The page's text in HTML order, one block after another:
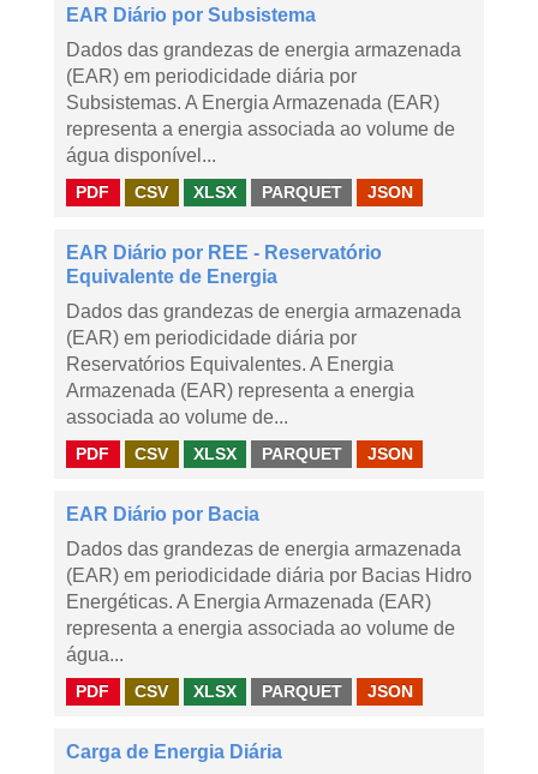
EAR Diário por Subsistema
Dados das grandezas de energia armazenada
(EAR) em periodicidade diária por
Subsistemas. A Energia Armazenada (EAR)
representa a energia associada ao volume de
água disponível...
PDF CSV XLSX PARQUET JSON
EAR Diário por REE - Reservatório
Equivalente de Energia
Dados das grandezas de energia armazenada
(EAR) em periodicidade diária por
Reservatórios Equivalentes. A Energia
Armazenada (EAR) representa a energia
associada ao volume de...
PDF CSV XLSX PARQUET JSON
EAR Diário por Bacia
Dados das grandezas de energia armazenada
(EAR) em periodicidade diária por Bacias Hidro
Energéticas. A Energia Armazenada (EAR)
representa a energia associada ao volume de
água...
PDF CSV XLSX PARQUET JSON
Carga de Energia Diária